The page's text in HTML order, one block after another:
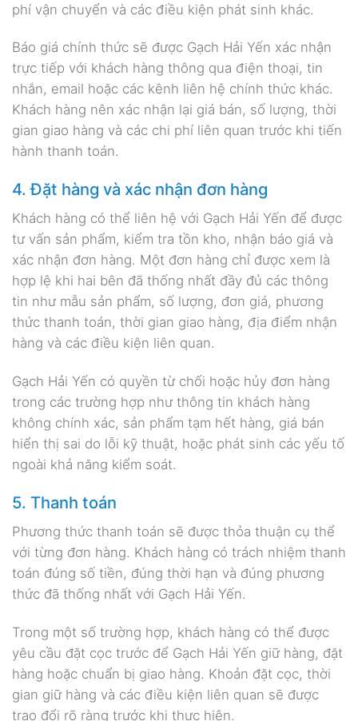
phí vận chuyển và các điều kiện phát sinh khác.
Báo giá chính thức sẽ được Gạch Hải Yến xác nhận
trực tiếp với khách hàng thông qua điện thoại, tin
nhắn, email hoặc các kênh liên hệ chính thức khác.
Khách hàng nên xác nhận lại giá bán, số lượng, thời
gian giao hàng và các chi phí liên quan trước khi tiến
hành thanh toán.
4. Đặt hàng và xác nhận đơn hàng
Khách hàng có thể liên hệ với Gạch Hải Yến để được
tư vấn sản phẩm, kiểm tra tồn kho, nhận báo giá và
xác nhận đơn hàng. Một đơn hàng chỉ được xem là
hợp lệ khi hai bên đã thống nhất đầy đủ các thông
tin như mẫu sản phẩm, số lượng, đơn giá, phương
thức thanh toán, thời gian giao hàng, địa điểm nhận
hàng và các điều kiện liên quan.
Gạch Hải Yến có quyền từ chối hoặc hủy đơn hàng
trong các trường hợp như thông tin khách hàng
không chính xác, sản phẩm tạm hết hàng, giá bán
hiển thị sai do lỗi kỹ thuật, hoặc phát sinh các yếu tố
ngoài khả năng kiểm soát.
5. Thanh toán
Phương thức thanh toán sẽ được thỏa thuận cụ thể
với từng đơn hàng. Khách hàng có trách nhiệm thanh
toán đúng số tiền, đúng thời hạn và đúng phương
thức đã thống nhất với Gạch Hải Yến.
Trong một số trường hợp, khách hàng có thể được
yêu cầu đặt cọc trước để Gạch Hải Yến giữ hàng, đặt
hàng hoặc chuẩn bị giao hàng. Khoản đặt cọc, thời
gian giữ hàng và các điều kiện liên quan sẽ được
trao đổi rõ ràng trước khi thực hiện.